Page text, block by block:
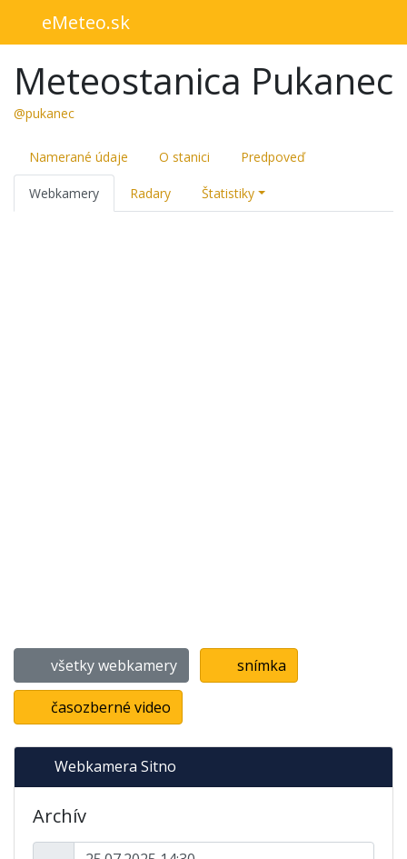
eMeteo.sk
Meteostanica Pukanec
@pukanec
Namerané údaje O stanici Predpoveď
Webkamery Radary Štatistiky
všetky webkamery snímka
časozberné video
Webkamera Sitno
Archív